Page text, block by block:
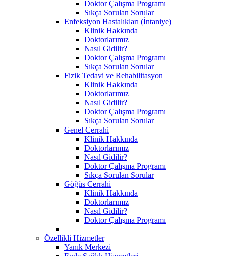
Doktor Çalışma Programı
Sıkça Sorulan Sorular
Enfeksiyon Hastalıkları (İntaniye)
Klinik Hakkında
Doktorlarımız
Nasıl Gidilir?
Doktor Çalışma Programı
Sıkça Sorulan Sorular
Fizik Tedavi ve Rehabilitasyon
Klinik Hakkında
Doktorlarımız
Nasıl Gidilir?
Doktor Çalışma Programı
Sıkça Sorulan Sorular
Genel Cerrahi
Klinik Hakkında
Doktorlarımız
Nasıl Gidilir?
Doktor Çalışma Programı
Sıkça Sorulan Sorular
Göğüs Cerrahi
Klinik Hakkında
Doktorlarımız
Nasıl Gidilir?
Doktor Çalışma Programı
Özellikli Hizmetler
Yanık Merkezi